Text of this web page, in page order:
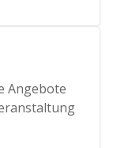
Angebote